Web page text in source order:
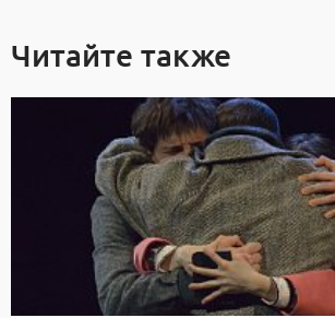
Читайте также